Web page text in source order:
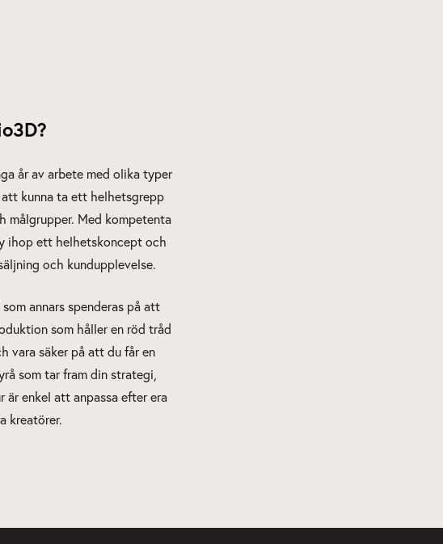
år av arbete med olika typer
kunna ta ett helhetsgrepp
målgrupper. Med kompetenta
ihop ett helhetskoncept och
och kundupplevelse.
annars spenderas på att
som håller en röd tråd
vara säker på att du får en
som tar fram din strategi,
är enkel att anpassa efter era
kreatörer.